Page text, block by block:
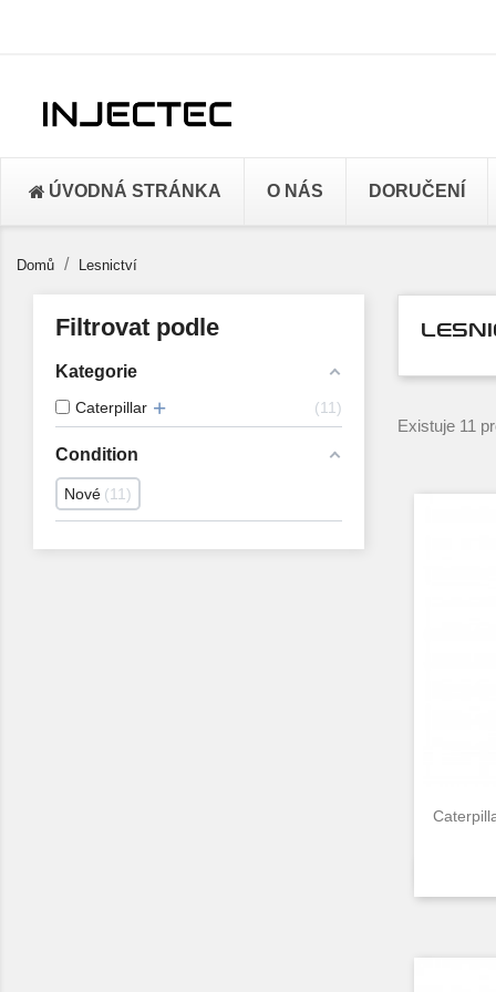
ÚVODNÁ STRÁNKA O NÁS DORUČENÍ
Domů Lesnictví
Filtrovat podle
Kategorie
Caterpillar 11
Condition
Nové 11
Existuje 11